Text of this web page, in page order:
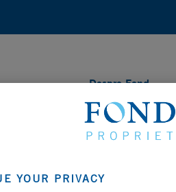
Despre Fond
YOUR PRIVACY